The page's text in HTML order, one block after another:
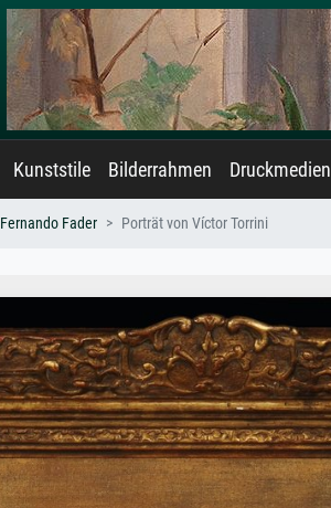
Kunststile Bilderrahmen Druckmedien
Fernando Fader Porträt von Víctor Torrini